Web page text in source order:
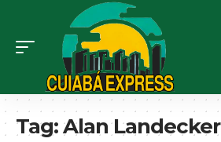
Tag:Alan Landecker